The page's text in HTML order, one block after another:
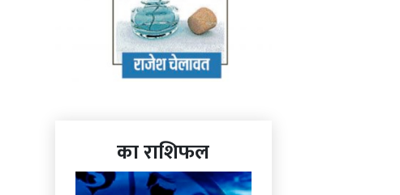
का राशिफल